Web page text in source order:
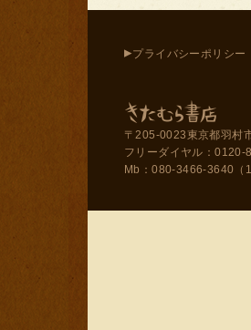
▸プライバシーポリシー
〒205-0023東京都羽村
フリーダイヤル：
Mb：080-3466-3640（